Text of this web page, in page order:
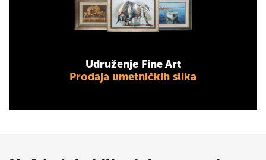
Udruženje Fine Art
Prodaja umetničkih slika